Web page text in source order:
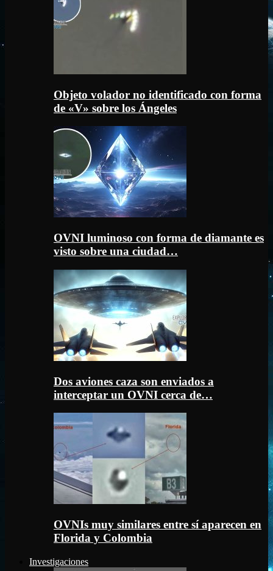
Objeto volador no identificado con forma
de «V» sobre los Ángeles
OVNI luminoso con forma de diamante es
visto sobre una ciudad…
Dos aviones caza son enviados a
interceptar un OVNI cerca de…
OVNIs muy similares entre sí aparecen en
Florida y Colombia
Investigaciones